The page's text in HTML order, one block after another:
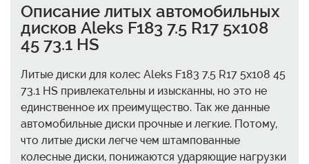
Описание литых автомобильных
дисков Aleks F183 7.5 R17 5x108
45 73.1 HS
Литые диски для колес Aleks F183 7.5 R17 5x108 45
73.1 HS привлекательны и изысканны, но это не
единственное их преимущество. Так же данные
автомобильные диски прочные и легкие. Потому,
что литые диски легче чем штампованные
колесные диски, понижаются ударяющие нагрузки